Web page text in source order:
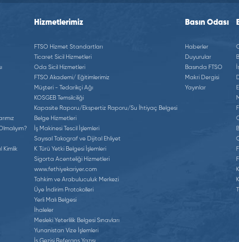
Kimlik
Hizmetlerimiz
FTSO Hizmet Standartları
Ticaret Sicil Hizmetleri
Oda Sicil Hizmetleri
FTSO Akademi/ Eğitimlerimiz
Müşteri - Tedarikçi Ağı
KOSGEB Temsilciliği
Kapasite Raporu/Ekspertiz Raporu/Su İhtiyaç Belgesi
Belge Hizmetleri
İş Makinesi Tescil İşlemleri
Sayısal Takograf ve Dijital Ehliyet
K Türü Yetki Belgesi İşlemleri
Sigorta Acenteliği Hizmetleri
www.fethiyekariyer.com
Tahkim ve Arabuluculuk Merkezi
Üye İndirim Protokolleri
Yerli Malı Belgesi
İhaleler
Mesleki Yeterlilik Belgesi Sınavları
Yunanistan Vize İşlemleri
Basın Odası
Haberler
Duyurular
Basında FTSO
Makri Dergisi
Yayınlar